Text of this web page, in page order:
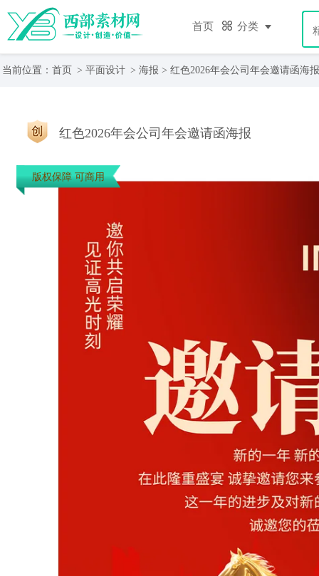
首页 分类
当前位置： 首页 > 平面设计 > 海报 > 红色2026年会公司年会邀请函海报
红色2026年会公司年会邀请函海报
版权保障 可商用